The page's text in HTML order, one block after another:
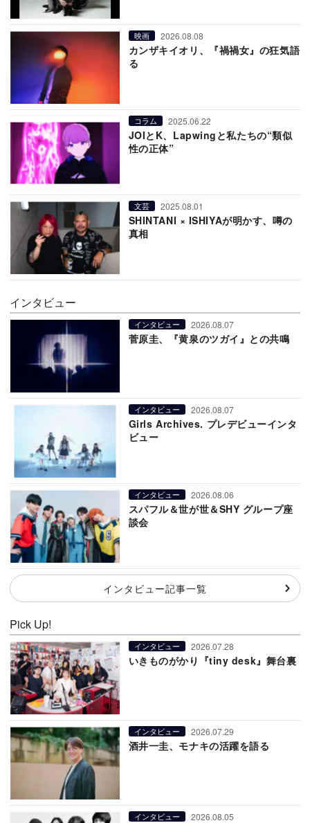
映画 2026.08.08
カンザキイオリ、『禍禍女』の狂気語
る
コラム 2025.06.22
JOIとK、Lapwingと私たちの“類似
性の正体”
文芸 2025.08.01
SHINTANI × ISHIYAが明かす、噂の
真相
インタビュー
インタビュー 2026.08.07
菅原圭、『黄泉のツガイ』との共鳴
インタビュー 2026.08.07
Girls Archives. プレデビューインタ
ビュー
インタビュー 2026.08.06
スパフル＆世が世＆SHY グループ座
談会
インタビュー記事一覧
Pick Up!
インタビュー 2026.07.28
いきものがかり『tiny desk』舞台裏
インタビュー 2026.07.29
酒井一圭、モナキの活躍を語る
インタビュー 2026.08.05